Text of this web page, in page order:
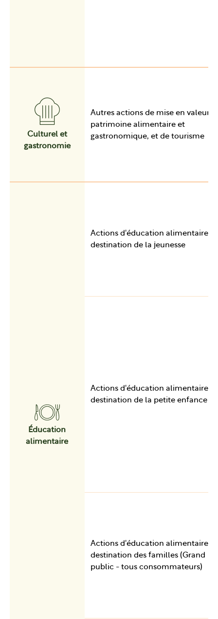
Culturel et
gastronomie
Autres actions de mise en valeur
patrimoine alimentaire et
gastronomique, et de tourisme
Éducation
alimentaire
Actions d'éducation alimentaire à
destination de la jeunesse
Actions d'éducation alimentaire à
destination de la petite enfance
Actions d'éducation alimentaire à
destination des familles (Grand
public - tous consommateurs)